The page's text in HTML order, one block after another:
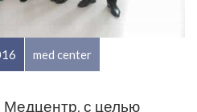
med center
с целью